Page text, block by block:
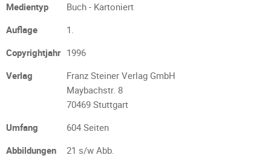
Medientyp
Buch - Kartoniert
Auflage
1.
Copyrightjahr 1996
Verlag
Franz Steiner Verlag GmbH
Maybachstr. 8
70469 Stuttgart
Umfang
604 Seiten
Abbildungen
21 s/w Abb.